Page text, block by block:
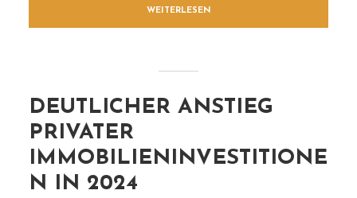
WEITERLESEN
DEUTLICHER ANSTIEG
PRIVATER
IMMOBILIENINVESTITIONE
N IN 2024